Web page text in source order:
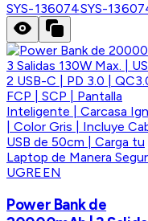
SYS-136074SYS-
UGREEN
Power Bank de